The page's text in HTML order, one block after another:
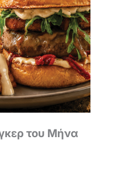
του Μήνα